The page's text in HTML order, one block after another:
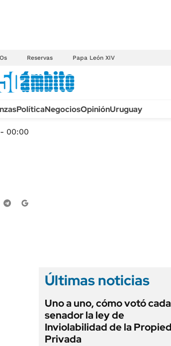
Reservas Papa León XIV
PolíticaNegociosOpiniónUruguay
00:00
Últimas noticias
Uno a uno, cómo votó cada
senador la ley de
Inviolabilidad de la
Privada